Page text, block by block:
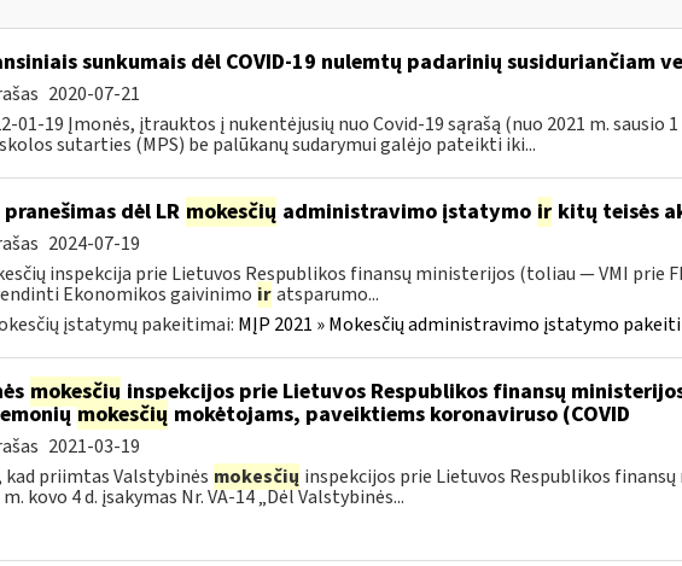
sunkumais dėl COVID-19 nulemtų padarinių susiduriančiam
2020-07-21
01-19 Įmonės, įtrauktos į nukentėjusių nuo Covid-19 sąrašą (nuo 2021 m. sausio 1
sutarties (MPS) be palūkanų sudarymui galėjo pateikti iki...
dėl LR mokesčių administravimo įstatymo irkitų teisės
2024-07-19
inspekcija prie Lietuvos Respublikos finansų ministerijos (toliau — VMI prie
Ekonomikos gaivinimo ir atsparumo...
įstatymų pakeitimai: MĮP 2021 » Mokesčių administravimo įstatymo
mokesčiųinspekcijos prie Lietuvos Respublikos finansų
mokesčių mokėtojams, paveiktiems koronaviruso (COVID
2021-03-19
priimtas Valstybinės mokesčių inspekcijos prie Lietuvos Respublikos
kovo 4 d. įsakymas Nr. VA-14 „Dėl Valstybinės...